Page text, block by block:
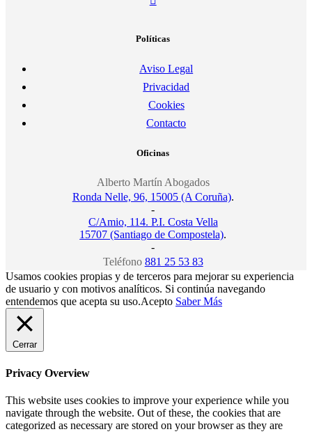
Políticas
Aviso Legal
Privacidad
Cookies
Contacto
Oficinas
Alberto Martín Abogados
Ronda Nelle, 96, 15005 (A Coruña).
-
C/Amio, 114. P.I. Costa Vella
15707 (Santiago de Compostela).
-
Teléfono 881 25 53 83
Usamos cookies propias y de terceros para mejorar su experiencia
de usuario y con motivos analíticos. Si continúa navegando
entendemos que acepta su uso.Acepto Saber Más
Cerrar
Privacy Overview
This website uses cookies to improve your experience while you
navigate through the website. Out of these, the cookies that are
categorized as necessary are stored on your browser as they are